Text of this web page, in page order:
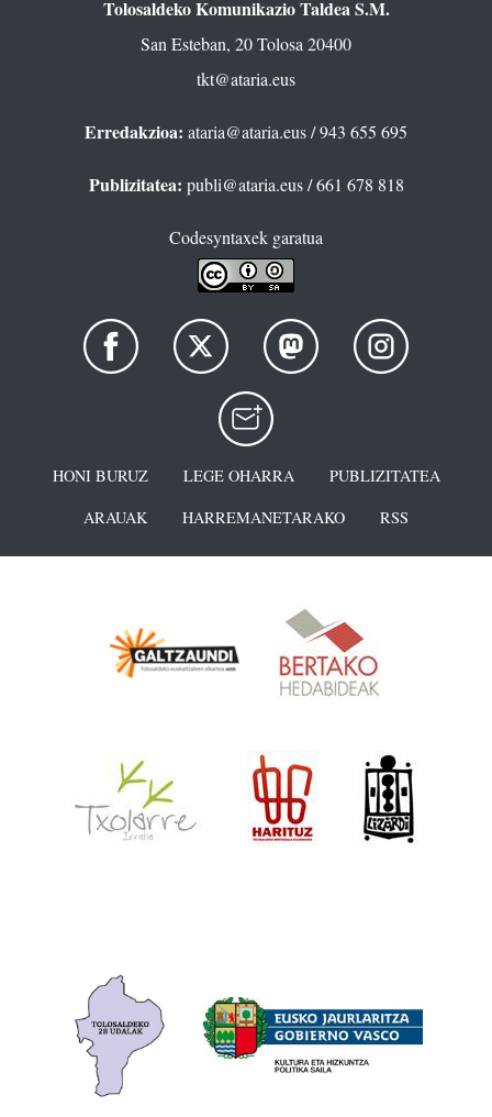
Tolosaldeko Komunikazio Taldea S.M.
San Esteban, 20 Tolosa 20400
tkt@ataria.eus
Erredakzioa: ataria@ataria.eus/ 943 655 695
Publizitatea: publi@ataria.eus/ 661 678 818
Codesyntaxek garatua
HONI BURUZ LEGE OHARRA
PUBLIZITATEA
ARAUAK
HARREMANETARAKO RSS